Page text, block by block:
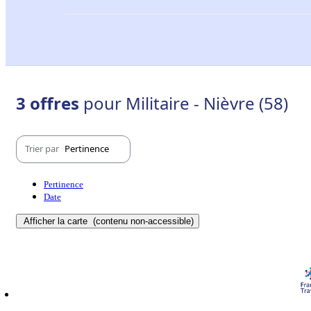
3 offres pour Militaire - Nièvre (58)
Trier par Pertinence
Pertinence
Date
Afficher la carte (contenu non-accessible)